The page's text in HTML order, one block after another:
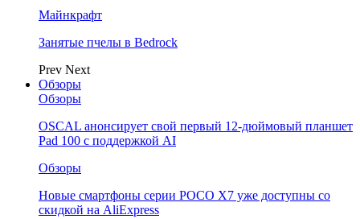
Майнкрафт
Занятые пчелы в Bedrock
Prev Next
Обзоры
Обзоры
OSCAL анонсирует свой первый 12-дюймовый планшет
Pad 100 с поддержкой AI
Обзоры
Новые смартфоны серии POCO X7 уже доступны со
скидкой на AliExpress